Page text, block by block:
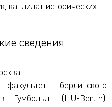
кандидат исторических
сведения
берлинского
Гумбольдт (HU-Berlin),